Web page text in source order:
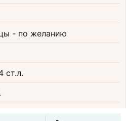
- по желанию
ст.л.